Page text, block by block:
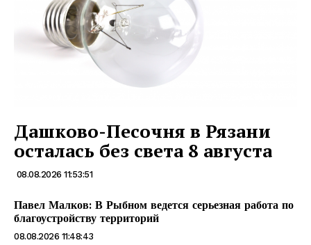
Дашково-Песочня в Рязани
осталась без света 8 августа
08.08.2026 11:53:51
Павел Малков: В Рыбном ведется серьезная работа по
благоустройству территорий
08.08.2026 11:48:43